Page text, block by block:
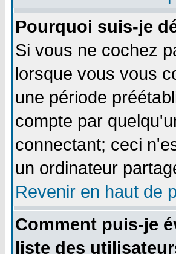
Pourquoi suis-je
Si vous ne cochez
lorsque vous vous
une période
compte par
connectant; ceci
un ordinateur
Revenir en haut de
Comment puis-je
liste des